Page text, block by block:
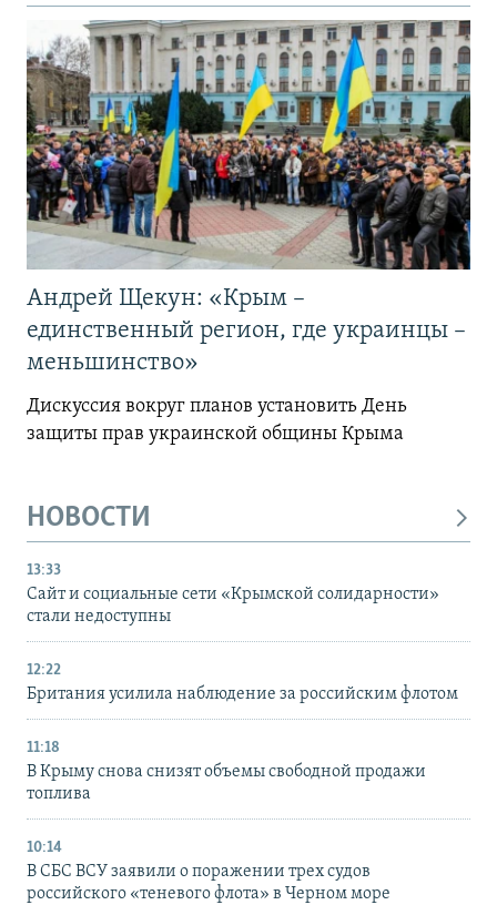
Андрей Щекун: «Крым –
единственный регион, где украинцы –
меньшинство»
Дискуссия вокруг планов установить День
защиты прав украинской общины Крыма
НОВОСТИ
13:33
Сайт и социальные сети «Крымской солидарности»
стали недоступны
12:22
Британия усилила наблюдение за российским флотом
11:18
В Крыму снова снизят объемы свободной продажи
топлива
10:14
В СБС ВСУ заявили о поражении трех судов
российского «теневого флота» в Черном море